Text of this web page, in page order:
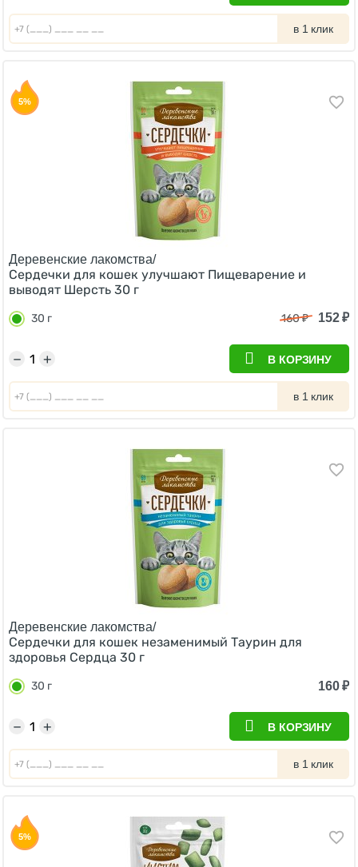
в 1 клик
5%
Деревенские лакомства/
Сердечки для кошек улучшают Пищеварение и
выводят Шерсть 30 г
30 г 160₽ 152₽
+
− В КОРЗИНУ
в 1 клик
Деревенские лакомства/
Сердечки для кошек незаменимый Таурин для
здоровья Сердца 30 г
30 г 160₽
+
− В КОРЗИНУ
в 1 клик
5%